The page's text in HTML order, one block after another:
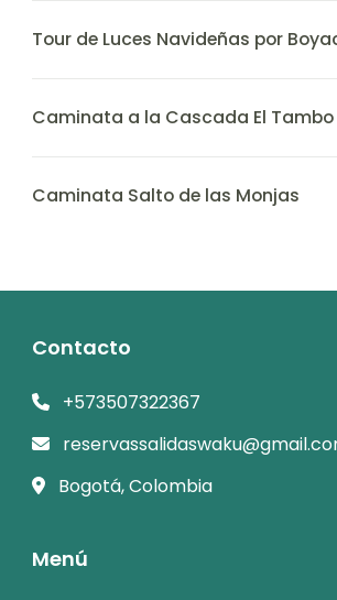
Tour de Luces Navideñas por
Caminata a la Cascada El Tambo
Caminata Salto de las Monjas
Contacto
+573507322367
Bogotá, Colombia
Menú